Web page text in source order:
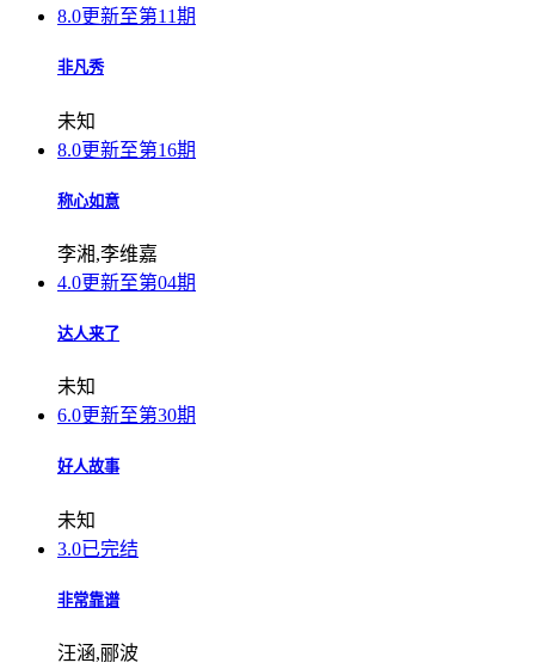
8.0更新至第11期
非凡秀
未知
8.0更新至第16期
称心如意
李湘,李维嘉
4.0更新至第04期
达人来了
未知
6.0更新至第30期
好人故事
未知
3.0已完结
非常靠谱
汪涵,郦波